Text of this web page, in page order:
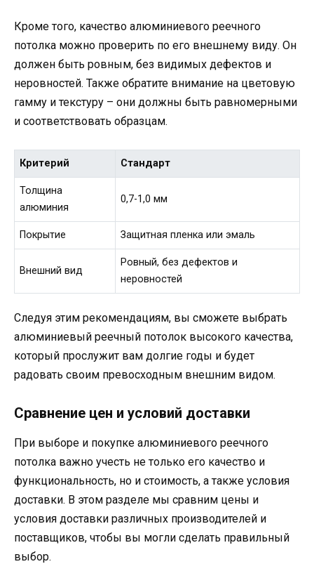
Кроме того, качество алюминиевого реечного
потолка можно проверить по его внешнему виду. Он
должен быть ровным, без видимых дефектов и
неровностей. Также обратите внимание на цветовую
гамму и текстуру – они должны быть равномерными
и соответствовать образцам.
Критерий Стандарт
Толщина
алюминия
0,7-1,0 мм
Покрытие Защитная пленка или эмаль
Внешний вид
Ровный, без дефектов и
неровностей
Следуя этим рекомендациям, вы сможете выбрать
алюминиевый реечный потолок высокого качества,
который прослужит вам долгие годы и будет
радовать своим превосходным внешним видом.
Сравнение цен и условий доставки
При выборе и покупке алюминиевого реечного
потолка важно учесть не только его качество и
функциональность, но и стоимость, а также условия
доставки. В этом разделе мы сравним цены и
условия доставки различных производителей и
поставщиков, чтобы вы могли сделать правильный
выбор.